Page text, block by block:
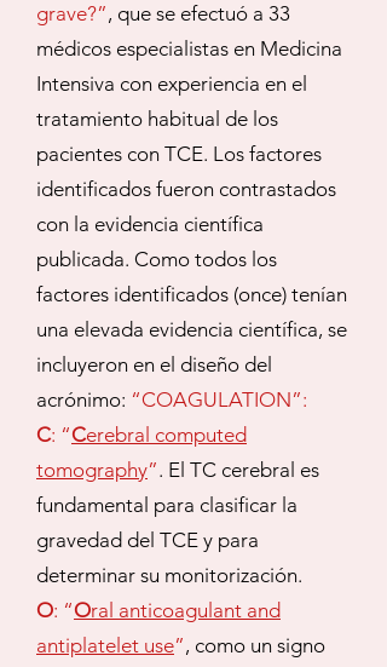
grave?”, que se efectuó a 33
médicos especialistas en Medicina
Intensiva con experiencia en el
tratamiento habitual de los
pacientes con TCE. Los factores
identificados fueron contrastados
con la evidencia científica
publicada. Como todos los
factores identificados (once) tenían
una elevada evidencia científica, se
incluyeron en el diseño del
acrónimo: “COAGULATION”:
C: “Cerebral computed
tomography”. El TC cerebral es
fundamental para clasificar la
gravedad del TCE y para
determinar su monitorización.
O: “Oral anticoagulant and
antiplatelet use”, como un signo